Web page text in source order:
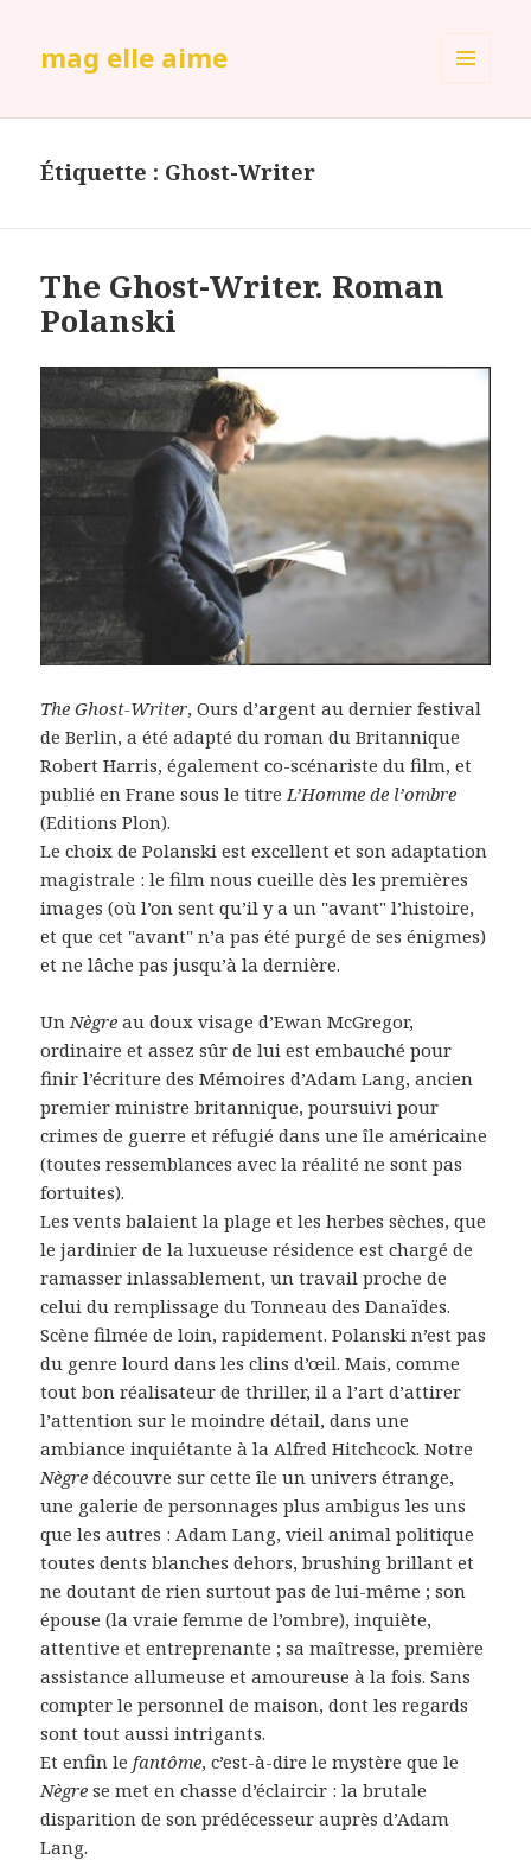
mag elle aime
Étiquette : Ghost-Writer
The Ghost-Writer. Roman
Polanski
The Ghost-Writer, Ours d’argent au dernier festival
de Berlin, a été adapté du roman du Britannique
Robert Harris, également co-scénariste du film, et
publié en Frane sous le titre L’Homme de l’ombre
(Editions Plon).
Le choix de Polanski est excellent et son adaptation
magistrale : le film nous cueille dès les premières
images (où l’on sent qu’il y a un "avant" l’histoire,
et que cet "avant" n’a pas été purgé de ses énigmes)
et ne lâche pas jusqu’à la dernière.
Un Nègre au doux visage d’Ewan McGregor,
ordinaire et assez sûr de lui est embauché pour
finir l’écriture des Mémoires d’Adam Lang, ancien
premier ministre britannique, poursuivi pour
crimes de guerre et réfugié dans une île américaine
(toutes ressemblances avec la réalité ne sont pas
fortuites).
Les vents balaient la plage et les herbes sèches, que
le jardinier de la luxueuse résidence est chargé de
ramasser inlassablement, un travail proche de
celui du remplissage du Tonneau des Danaïdes.
Scène filmée de loin, rapidement. Polanski n’est pas
du genre lourd dans les clins d’œil. Mais, comme
tout bon réalisateur de thriller, il a l’art d’attirer
l’attention sur le moindre détail, dans une
ambiance inquiétante à la Alfred Hitchcock. Notre
Nègre découvre sur cette île un univers étrange,
une galerie de personnages plus ambigus les uns
que les autres : Adam Lang, vieil animal politique
toutes dents blanches dehors, brushing brillant et
ne doutant de rien surtout pas de lui-même ; son
épouse (la vraie femme de l’ombre), inquiète,
attentive et entreprenante ; sa maîtresse, première
assistance allumeuse et amoureuse à la fois. Sans
compter le personnel de maison, dont les regards
sont tout aussi intrigants.
Et enfin le fantôme, c’est-à-dire le mystère que le
Nègre se met en chasse d’éclaircir : la brutale
disparition de son prédécesseur auprès d’Adam
Lang.